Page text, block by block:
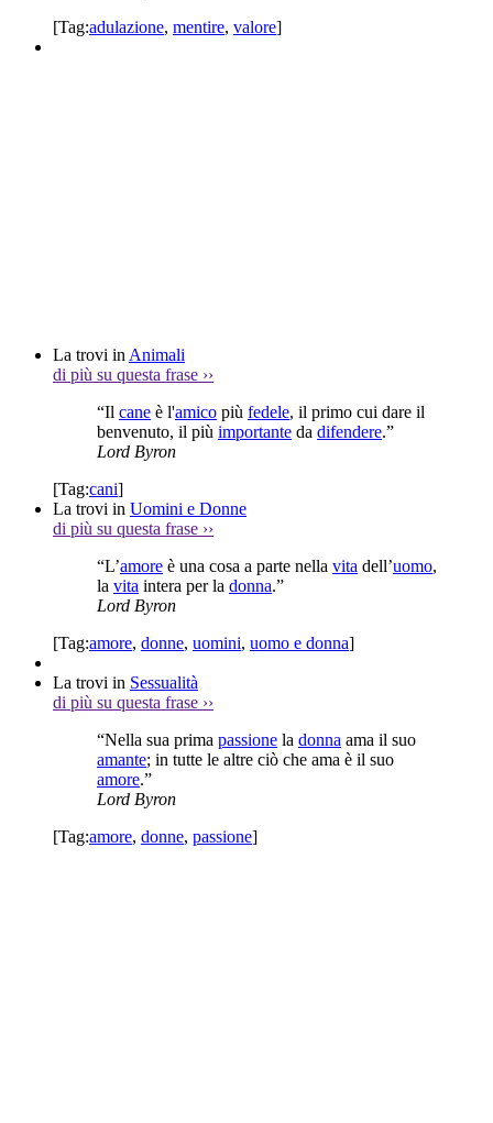
[Tag:adulazione, mentire, valore]
La trovi in Animali
di più su questa frase ››
“Il cane è l'amico più fedele, il primo cui dare il
benvenuto, il più importante da difendere.”
Lord Byron
[Tag:cani]
La trovi in Uomini e Donne
di più su questa frase ››
“L’amore è una cosa a parte nella vita dell’uomo,
la vita intera per la donna.”
Lord Byron
[Tag:amore, donne, uomini, uomo e donna]
La trovi in Sessualità
di più su questa frase ››
“Nella sua prima passione la donna ama il suo
amante; in tutte le altre ciò che ama è il suo
amore.”
Lord Byron
[Tag:amore, donne, passione]